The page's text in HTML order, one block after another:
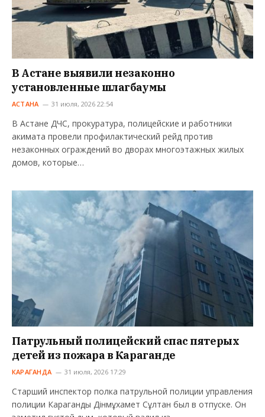
В Астане выявили незаконно
установленные шлагбаумы
АСТАНА 31 июля, 2026 22:54
В Астане ДЧС, прокуратура, полицейские и работники
акимата провели профилактический рейд против
незаконных ограждений во дворах многоэтажных жилых
домов, которые…
Патрульный полицейский спас пятерых
детей из пожара в Караганде
КАРАГАНДА 31 июля, 2026 17:29
Старший инспектор полка патрульной полиции управления
полиции Караганды Дінмұхамет Сұлтан был в отпуске. Он